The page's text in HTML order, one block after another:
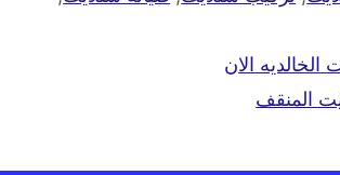
الخالديه الان
المنقف